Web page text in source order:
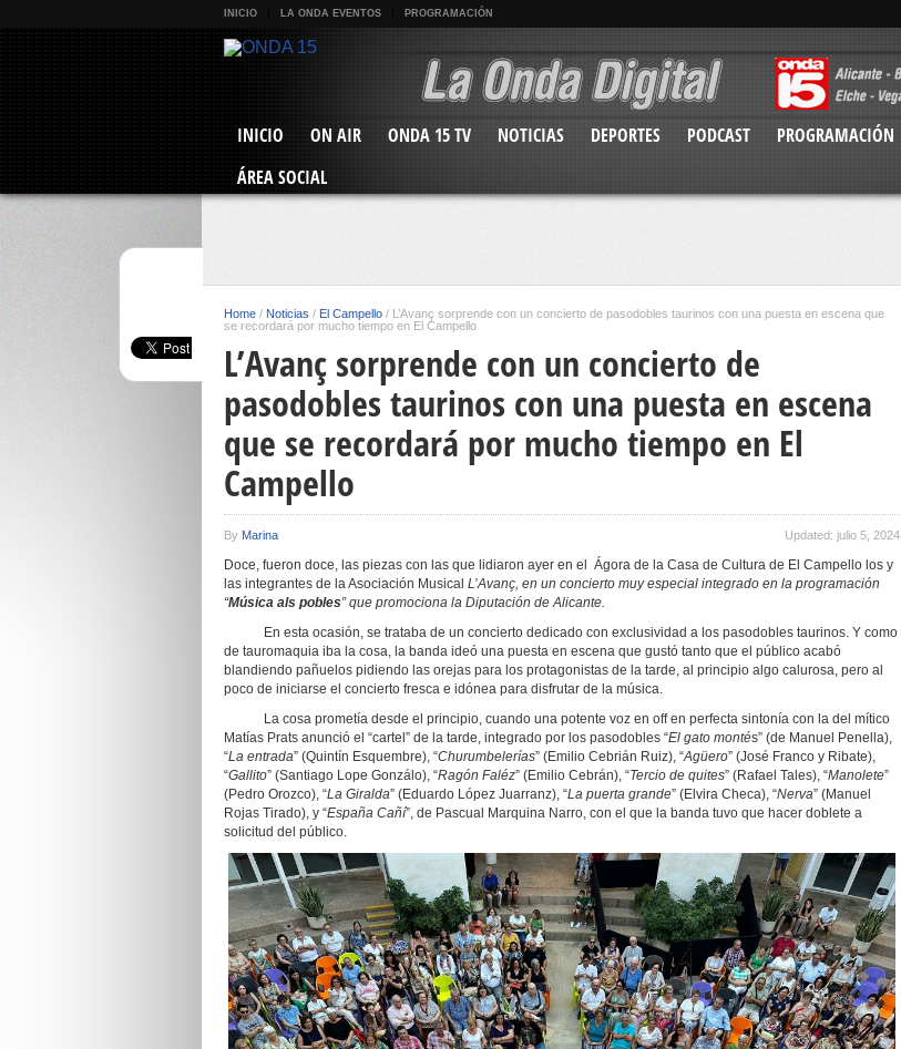
INICIO LA ONDA EVENTOS PROGRAMACIÓN
INICIO ON AIR ONDA 15 TV NOTICIAS DEPORTES PODCAST PROGRAMACIÓN
ÁREA SOCIAL
Home / Noticias / El Campello / L’Avanç sorprende con un concierto de pasodobles taurinos con una puesta en escena que
se recordará por mucho tiempo en El Campello
L’Avanç sorprende con un concierto de
pasodobles taurinos con una puesta en escena
que se recordará por mucho tiempo en El
Campello
By Marina Updated: julio 5, 2024
Doce, fueron doce, las piezas con las que lidiaron ayer en el Ágora de la Casa de Cultura de El Campello los y
las integrantes de la Asociación Musical L’Avanç, en un concierto muy especial integrado en la programación
“Música als pobles” que promociona la Diputación de Alicante.
En esta ocasión, se trataba de un concierto dedicado con exclusividad a los pasodobles taurinos. Y como
de tauromaquia iba la cosa, la banda ideó una puesta en escena que gustó tanto que el público acabó
blandiendo pañuelos pidiendo las orejas para los protagonistas de la tarde, al principio algo calurosa, pero al
poco de iniciarse el concierto fresca e idónea para disfrutar de la música.
La cosa prometía desde el principio, cuando una potente voz en off en perfecta sintonía con la del mítico
Matías Prats anunció el “cartel” de la tarde, integrado por los pasodobles “El gato montés” (de Manuel Penella),
“La entrada” (Quintín Esquembre), “Churumbelerías” (Emilio Cebrián Ruiz), “Agüero” (José Franco y Ribate),
“Gallito” (Santiago Lope Gonzálo), “Ragón Faléz” (Emilio Cebrán), “Tercio de quites” (Rafael Tales), “Manolete”
(Pedro Orozco), “La Giralda” (Eduardo López Juarranz), “La puerta grande” (Elvira Checa), “Nerva” (Manuel
Rojas Tirado), y “España Cañí”, de Pascual Marquina Narro, con el que la banda tuvo que hacer doblete a
solicitud del público.